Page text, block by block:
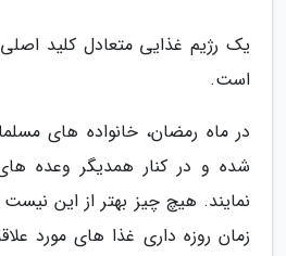
یک رژیم غذایی متعادل کلید
است.
در ماه رمضان، خانواده های
شده و در کنار همدیگر وعده
نمایند. هیچ چیز بهتر از این
زمان روزه داری غذا های مورد